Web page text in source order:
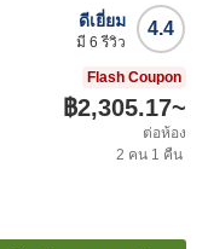
4.4
ดีเยี่ยม
มี 6 รีวิว
Flash Coupon
฿2,305.17~
ต่อห้อง
2 คน 1 คืน